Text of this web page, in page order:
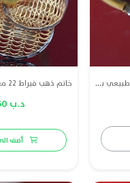
خاتم ذهب قيراط 18 مع لؤلؤ طبيعي بحريني وا الماس
د.ب 660
أضف الى السلة